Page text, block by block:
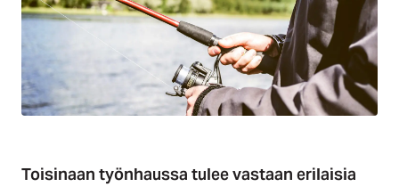
Toisinaan työnhaussa tulee vastaan erilaisia